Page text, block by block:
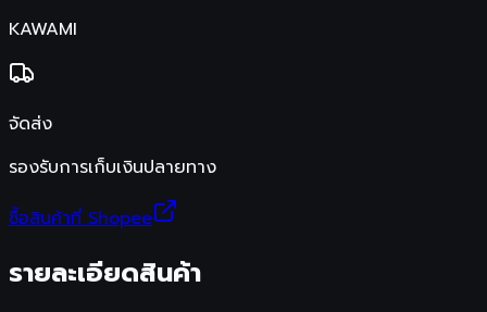
KAWAMI
จัดส่ง
รองรับการเก็บเงินปลายทาง
ซื้อสินค้าที่ Shopee
รายละเอียดสินค้า